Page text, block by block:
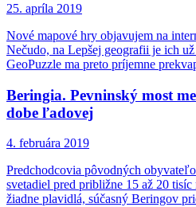
25. apríla 2019
Nové mapové hry objavujem na
Nečudo, na Lepšej geografii je ich
GeoPuzzle ma preto príjemne
Beringia. Pevninský most
dobe ľadovej
4. februára 2019
Predchodcovia pôvodných
svetadiel pred približne 15 až 20
žiadne plavidlá, súčasný Beringov